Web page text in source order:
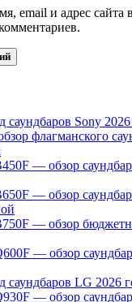
email и адрес сайта
Sony 2026
флагманского
— обзор
— обзор
— обзор
— обзор
LG 2026
— обзор